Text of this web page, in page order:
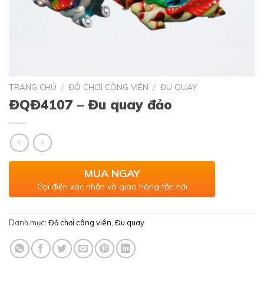
TRANG CHỦ / ĐỒ CHƠI CÔNG VIÊN / ĐU QUAY
ĐQĐ4107 – Đu quay đảo
MUA NGAY
Gọi điện xác nhận và giao hàng tận nơi
Danh mục: Đồ chơi công viên, Đu quay